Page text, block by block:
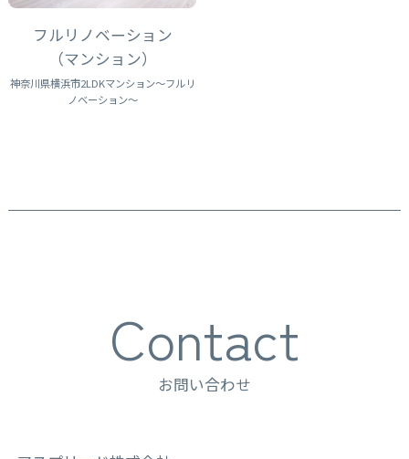
フルリノベーション
（マンション）
神奈川県横浜市2LDKマンション～フルリ
ノベーション～
Contact
お問い合わせ